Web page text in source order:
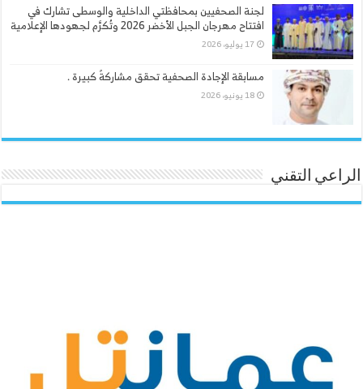
لجنة الصحفيين بمحافظتي الداخلية والوسطى تشارك في
افتتاح مهرجان الجبل الأخضر 2026 وتُكرَّم لجهودها الإعلامية
17 يوليو، 2026
مسابقة الإجادة الصحفية تحقق مشاركةً كبيرة .
18 يونيو، 2026
الراعي التقني